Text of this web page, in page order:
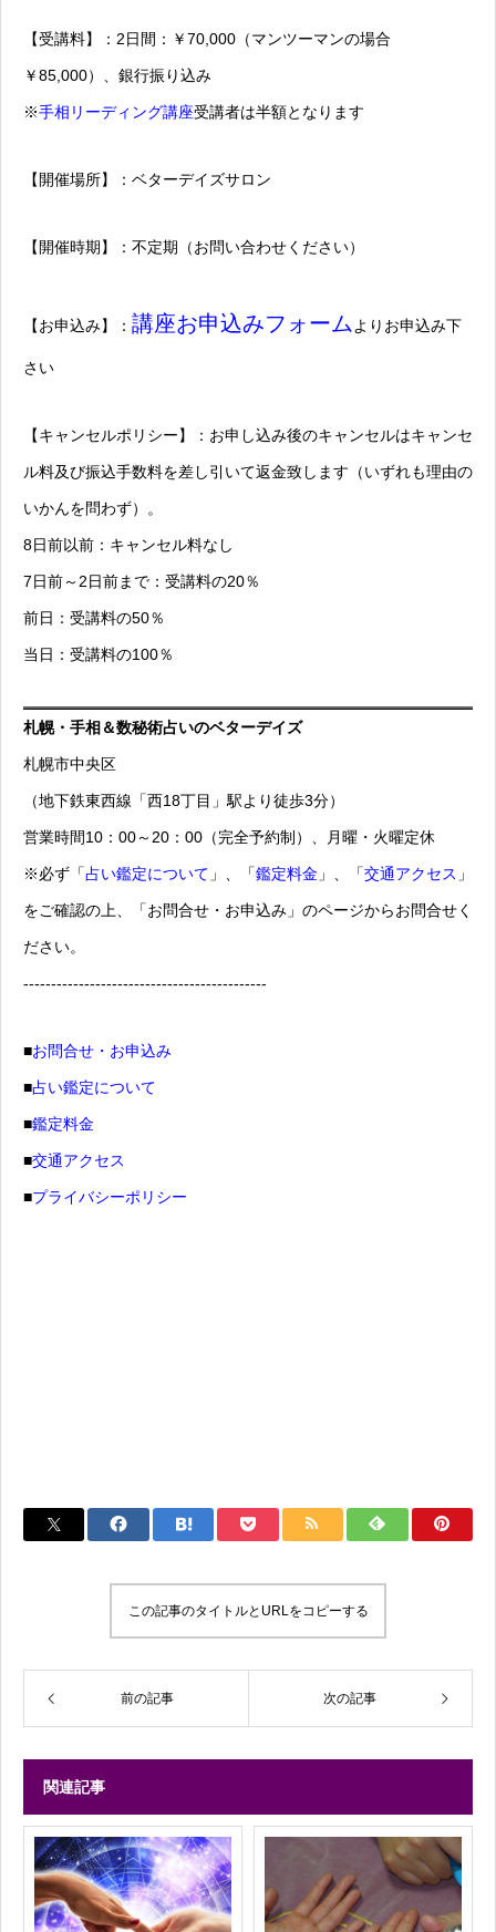
【受講料】：2日間：￥70,000（マンツーマンの場合
￥85,000）、銀行振り込み
※手相リーディング講座受講者は半額となります
【開催場所】：ベターデイズサロン
【開催時期】：不定期（お問い合わせください）
【お申込み】： 講座お申込みフォーム よりお申込み下
さい
【キャンセルポリシー】：お申し込み後のキャンセルはキャンセ
ル料及び振込手数料を差し引いて返金致します（いずれも理由の
いかんを問わず）。
8日前以前：キャンセル料なし
7日前～2日前まで：受講料の20％
前日：受講料の50％
当日：受講料の100％
札幌・手相＆数秘術占いのベターデイズ
札幌市中央区
（地下鉄東西線「西18丁目」駅より徒歩3分）
営業時間10：00～20：00（完全予約制）、月曜・火曜定休
※必ず「占い鑑定について 」、「鑑定料金 」、「交通アクセス 」
をご確認の上、「お問合せ・お申込み」のページからお問合せく
ださい。
--------------------------------------------
■お問合せ・お申込み
■占い鑑定について
■鑑定料金
■交通アクセス
■プライバシーポリシー
この記事のタイトルとURLをコピーする
前の記事 次の記事
関連記事